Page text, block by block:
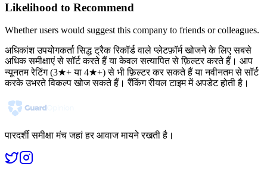
Likelihood to Recommend
Whether users would suggest this company to friends or colleagues.
अधिकांश उपयोगकर्ता सिद्ध ट्रैक रिकॉर्ड वाले प्लेटफ़ॉर्म खोजने के लिए सबसे
अधिक समीक्षाएं से सॉर्ट करते हैं या केवल सत्यापित से फ़िल्टर करते हैं। आप
न्यूनतम रेटिंग (3★+ या 4★+) से भी फ़िल्टर कर सकते हैं या नवीनतम से सॉर्ट
करके उभरते विकल्प खोज सकते हैं। रैंकिंग रीयल टाइम में अपडेट होती है।
पारदर्शी समीक्षा मंच जहां हर आवाज मायने रखती है।